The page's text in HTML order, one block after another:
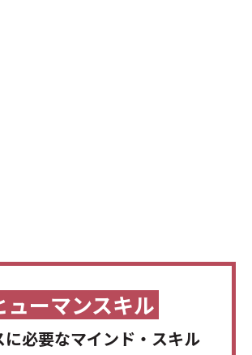
ューマンスキル
に必要なマインド・スキル